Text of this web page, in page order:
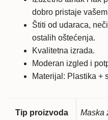
dobro pristaje
Štiti od udaraca,
ostalih oštećenja.
Kvalitetna izrada.
Moderan izgled i
Materijal: Plastika +
Tip proizvoda Maska